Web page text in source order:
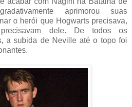
aprimorou suas
o herói que Hogwarts precisava,
precisavam dele. De todos os
a subida de Neville até o topo foi